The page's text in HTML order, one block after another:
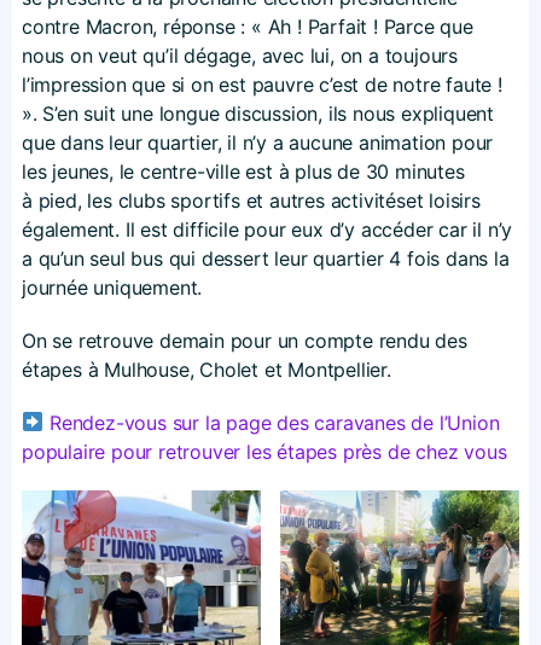
contre Macron, réponse : « Ah ! Parfait ! Parce que
nous on veut qu’il dégage, avec lui, on a toujours
l’impression que si on est pauvre c’est de notre faute !
». S’en suit une longue discussion, ils nous expliquent
que dans leur quartier, il n’y a aucune animation pour
les jeunes, le centre-ville est à plus de 30 minutes
à pied, les clubs sportifs et autres activitéset loisirs
également. Il est difficile pour eux d’y accéder car il n’y
a qu’un seul bus qui dessert leur quartier 4 fois dans la
journée uniquement.
On se retrouve demain pour un compte rendu des
étapes à Mulhouse, Cholet et Montpellier.
Rendez-vous sur la page des caravanes de l’Union
populaire pour retrouver les étapes près de chez vous